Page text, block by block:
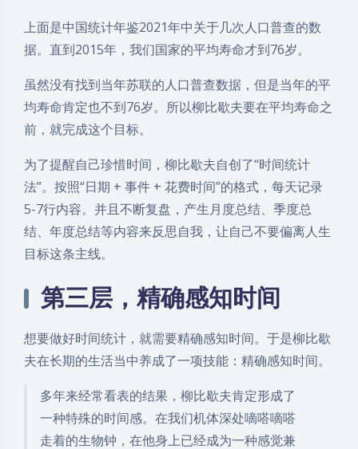
上面是中国统计年鉴2021年中关于几次人口普查的数
据。直到2015年，我们国家的平均寿命才到76岁。
虽然没有找到当年苏联的人口普查数据，但是当年的平
均寿命肯定也不到76岁。所以柳比歇夫要在平均寿命之
前，就完成这个目标。
为了提醒自己珍惜时间，柳比歇夫自创了“时间统计
法”。按照“日期 + 事件 + 花费时间”的格式，每天记录
5-7行内容。并且不断复盘，产生月度总结、季度总
结、年度总结等内容来反思自我，让自己不要偏离人生
目标这条主线。
第三层，精确感知时间
想要做好时间统计，就需要精确感知时间。于是柳比歇
夫在长期的生活当中养成了一项技能：精确感知时间。
多年来经常看表的结果，柳比歇夫肯定形成了
一种特殊的时间感。在我们机体深处嘀嗒嘀嗒
走着的生物钟，在他身上已经成为一种感觉兼